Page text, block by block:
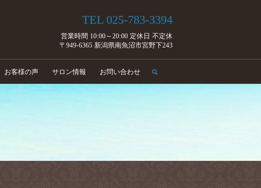
TEL 025-783-3394
営業時間 10:00～20:00 定休日 不定休
〒949-6365 新潟県南魚沼市宮野下243
お客様の声 サロン情報 お問い合わせ search